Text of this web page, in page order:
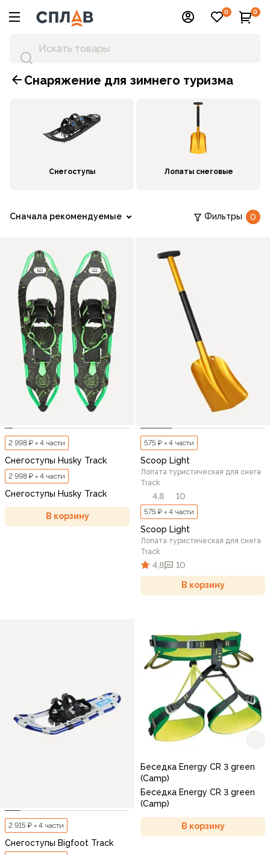
0 0
Снаряжение для зимнего туризма
Снегоступы Лопаты снеговые
Сначала рекомендуемые Фильтры 0
2 998 ₽ × 4 части
Снегоступы Husky Track
2 998 ₽ × 4 части
Снегоступы Husky Track
В корзину
575 ₽ × 4 части
Scoop Light
Лопата туристическая для снега
Track
4,8 10
575 ₽ × 4 части
Scoop Light
Лопата туристическая для снега
Track
4,8 10
В корзину
2 915 ₽ × 4 части
Снегоступы Bigfoot Track
Беседка Energy CR 3 green
(Camp)
Беседка Energy CR 3 green
(Camp)
В корзину